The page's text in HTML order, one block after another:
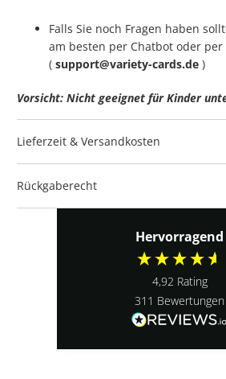
Falls Sie noch Fragen haben
am besten per Chatbot oder per
( support@variety-cards.de )
Vorsicht: Nicht geeignet für Kinder
Lieferzeit & Versandkosten
Rückgaberecht
Hervorragend
4,92 Rating
311 Bewertungen